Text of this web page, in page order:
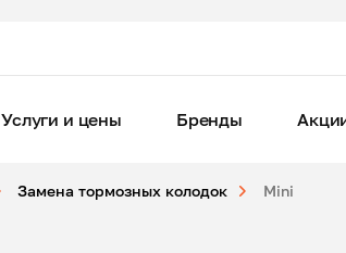
Услуги и цены Бренды
Замена тормозных колодок Mini